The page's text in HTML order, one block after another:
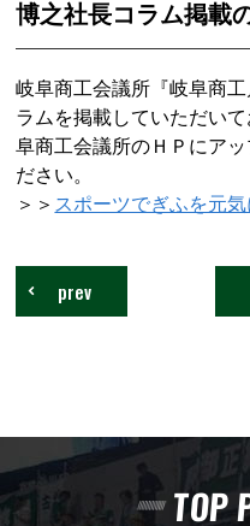
博之社長コラム掲載
岐阜商工会議所『岐阜商
ラムを掲載していただい
阜商工会議所のＨＰにア
ださい。
＞＞ スポーツでぎふを元
prev
TOP